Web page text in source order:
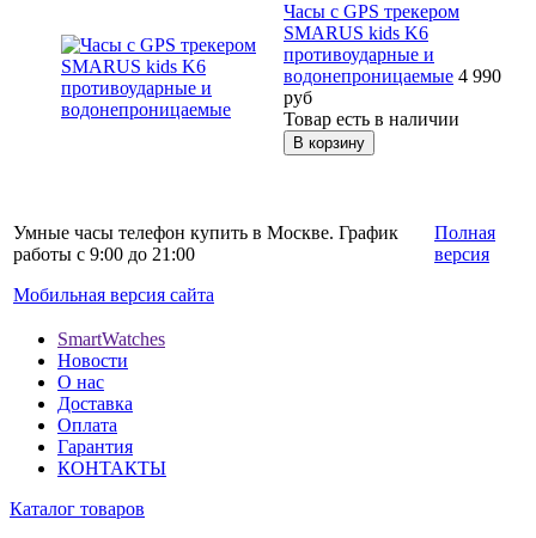
Часы с GPS трекером
SMARUS kids K6
противоударные и
водонепроницаемые 4 990
руб
Товар есть в наличии
Умные часы телефон купить в Москве. График
работы с 9:00 до 21:00
Мобильная версия сайта
Полная
версия
SmartWatches
Новости
О нас
Доставка
Оплата
Гарантия
КОНТАКТЫ
Каталог товаров